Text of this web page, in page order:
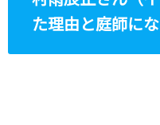
た理由と庭師に